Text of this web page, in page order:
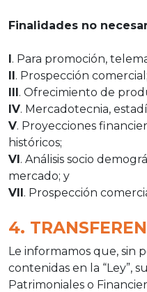
Finalidades no
I. Para promoción,
II. Prospección comercial;
III. Ofrecimiento de
IV. Mercadotecnia,
V. Proyecciones
históricos;
VI. Análisis socio
mercado; y
VII. Prospección
4.
Le informamos que, sin
contenidas en la “Ley”,
Patrimoniales o